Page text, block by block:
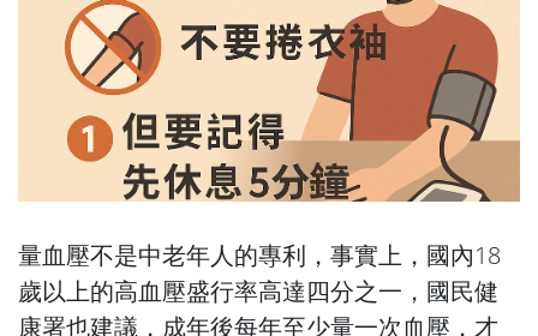
量血壓不是中老年人的專利，事實上，國內18
歲以上的高血壓盛行率高達四分之一，國民健
康署也建議，成年後每年至少量一次血壓，才